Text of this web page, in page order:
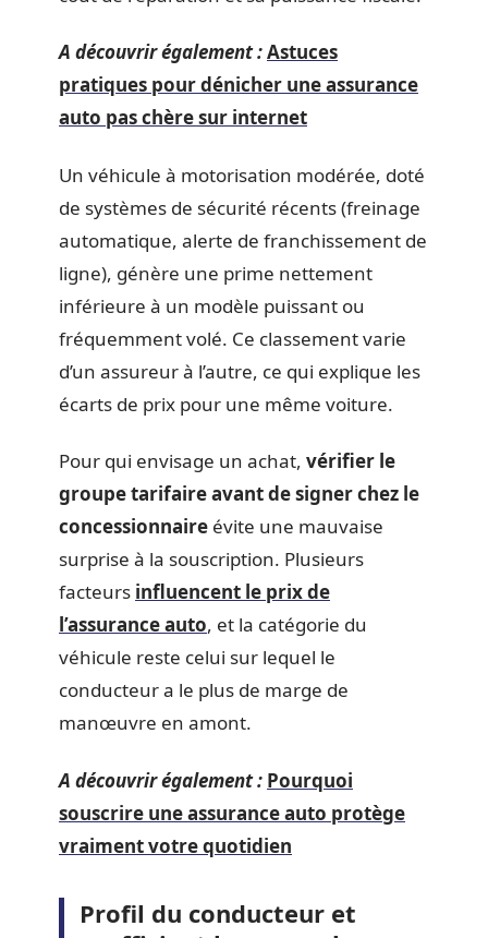
A découvrir également :Astuces
pratiques pour dénicher une assurance
auto pas chère sur internet
Un véhicule à motorisation modérée, doté
de systèmes de sécurité récents (freinage
automatique, alerte de franchissement de
ligne), génère une prime nettement
inférieure à un modèle puissant ou
fréquemment volé. Ce classement varie
d’un assureur à l’autre, ce qui explique les
écarts de prix pour une même voiture.
Pour qui envisage un achat, vérifier le
groupe tarifaire avant de signer chez le
concessionnaire évite une mauvaise
surprise à la souscription. Plusieurs
facteurs influencent le prix de
l’assurance auto, et la catégorie du
véhicule reste celui sur lequel le
conducteur a le plus de marge de
manœuvre en amont.
A découvrir également : Pourquoi
souscrire une assurance auto protège
vraiment votre quotidien
Profil du conducteur et